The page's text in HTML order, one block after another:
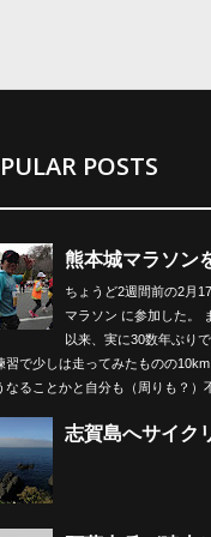
POSTS
熊本城マラソン
ちょうど2週間前の2月
マラソン に参加した。
以来、実に30数年ぶり
習で少しは走ってみたものの
なることかと自分も（周りも？）
志賀島へサイク